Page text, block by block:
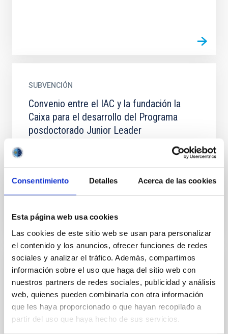
Consentimiento Detalles Acerca de las cookies
Esta página web usa cookies
Las cookies de este sitio web se usan para personalizar
el contenido y los anuncios, ofrecer funciones de redes
sociales y analizar el tráfico. Además, compartimos
información sobre el uso que haga del sitio web con
nuestros partners de redes sociales, publicidad y análisis
web, quienes pueden combinarla con otra información
que les haya proporcionado o que hayan recopilado a
partir del uso que haya hecho de sus servicios.
SUBVENCIÓN
Convenio entre el IAC y la fundación la
Caixa para el desarrollo del Programa
posdoctorado Junior Leader
On June 6, 2024, the “la Caixa” Foundation and the
Institute of Astrophysics of the Canary Islands have
signed the agreement for the development of the
Junior...
SUBVENCIÓN
Convenio entre el IAC, la Fundación
CajaCanarias y la Fundación Bancaria «La
Caixa», para el desarrollo de un Programa